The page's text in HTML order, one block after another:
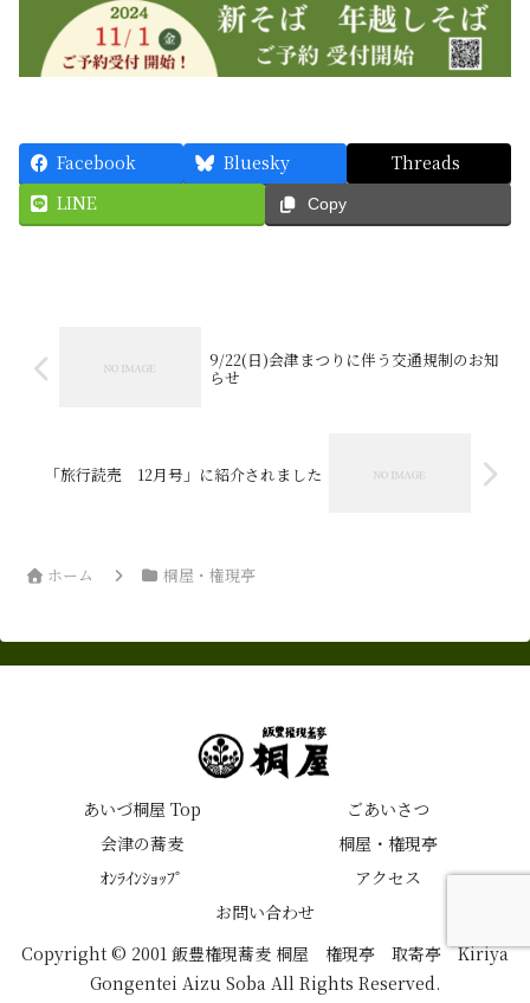
Facebook Bluesky
Threads
LINE
Copy
9/22(日)会津まつりに伴う交通規制のお知
らせ
「旅行読売 12月号」に紹介されました
ホーム 桐屋・権現亭
あいづ桐屋 Top
ごあいさつ
会津の蕎麦
桐屋・権現亭
ｵﾝﾗｲﾝｼｮｯﾌﾟ
アクセス
お問い合わせ
Copyright © 2001 飯豊権現蕎麦 桐屋 権現亭 取寄亭 Kiriya
Gongentei Aizu Soba All Rights Reserved.